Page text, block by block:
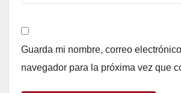
Guarda mi nombre, correo
navegador para la próxima vez que